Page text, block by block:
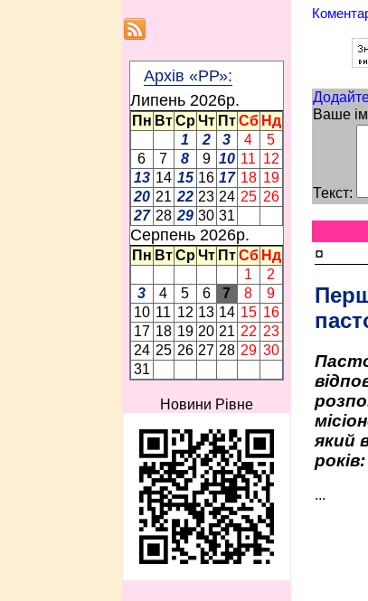
Архів «РР»:
Липень 2026p.
Пн Вт Ср Чт Пт Сб Нд
1
2 3 4
5
6
7 8 9 10 11 12
13 14 15 16 17 18 19
20 21 22 23 24 25 26
27 28 29 30 31
Серпень 2026p.
Пн Вт Ср Чт Пт Сб Нд
1
2
3
4 5 6 7 8
9
10 11 12 13 14 15 16
17 18 19 20 21 22 23
24 25 26 27 28 29 30
31
Новини Рівне
Ваше
Текст:
¤
який
років:
...